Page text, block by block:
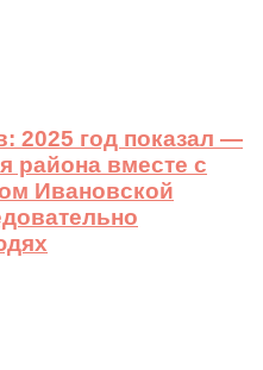
2025 год показал —
района вместе с
Ивановской